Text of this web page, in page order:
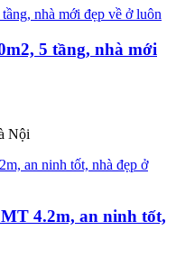
5 tầng, nhà mới
Nội
4.2m, an ninh tốt,